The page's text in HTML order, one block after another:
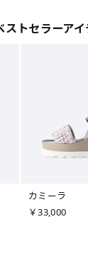
ストセラーアイ
カミーラ
￥33,000